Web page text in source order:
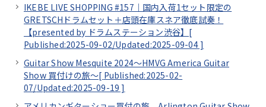
IKEBE LIVE SHOPPING #157｜国内入荷1セット限定の
GRETSCHドラムセット＋店頭在庫スネア徹底試奏！
【presented by ドラムステーション渋谷】[
Published:2025-09-02/Updated:2025-09-04]
Guitar Show Mesquite 2024～HMVG America Guitar
Show 買付けの旅～[ Published:2025-02-
07/Updated:2025-09-19 ]